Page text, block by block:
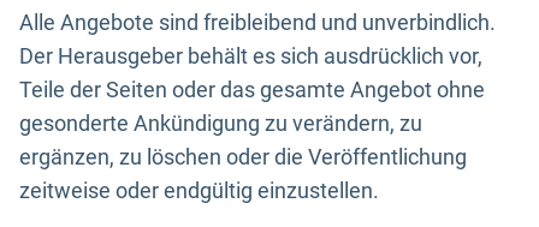
Alle Angebote sind freibleibend und unverbindlich.
Der Herausgeber behält es sich ausdrücklich vor,
Teile der Seiten oder das gesamte Angebot ohne
gesonderte Ankündigung zu verändern, zu
ergänzen, zu löschen oder die Veröffentlichung
zeitweise oder endgültig einzustellen.